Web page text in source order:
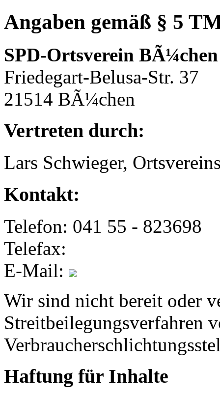
Angaben gemäß § 5
SPD-Ortsverein BÃ¼chen
Friedegart-Belusa-Str. 37
21514 BÃ¼chen
Vertreten durch:
Lars Schwieger,
Kontakt:
Telefon: 041 55 - 823698
Telefax:
E-Mail:
Wir sind nicht bereit oder
Streitbeilegungsverfahren
Haftung für Inhalte